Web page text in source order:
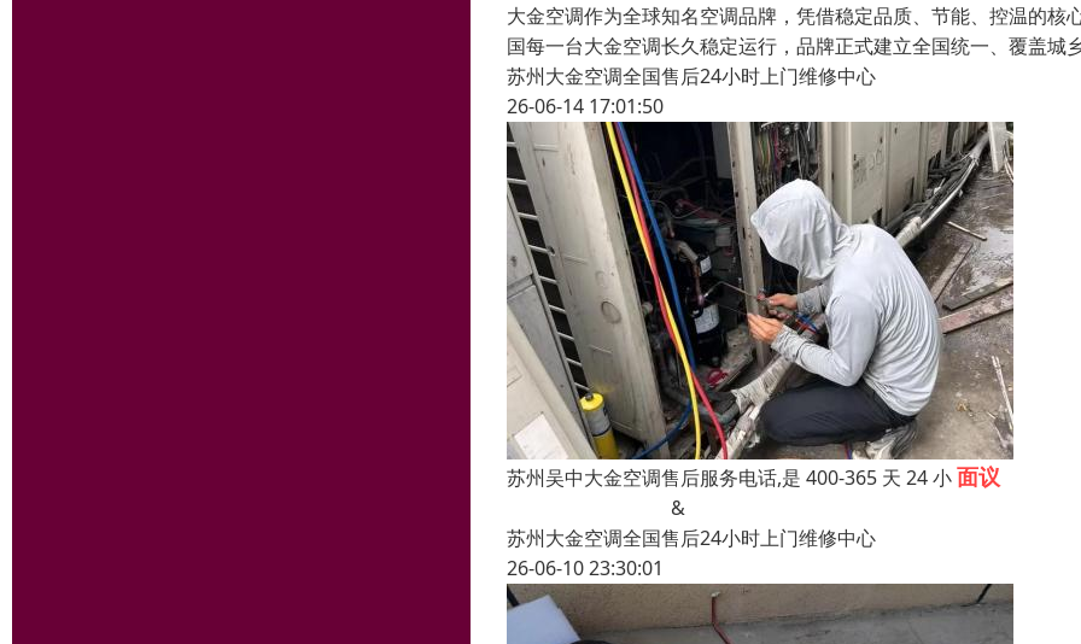
大金空调作为全球知名空调品牌，凭借稳定品质、节能、控温的
国每一台大金空调长久稳定运行，品牌正式建立全国统一、覆盖
苏州大金空调全国售后24小时上门维修中心
26-06-14 17:01:50
苏州吴中大金空调售后服务电话,是 400-365 天 24 小面议
&
苏州大金空调全国售后24小时上门维修中心
26-06-10 23:30:01